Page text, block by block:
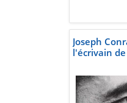
Joseph
l'écrivain de